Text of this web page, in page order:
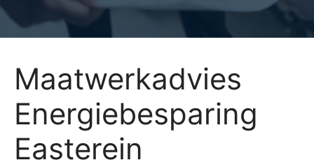
Maatwerkadvies
Energiebesparing
Easterein